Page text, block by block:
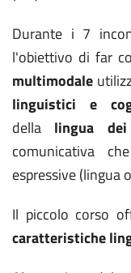
Durante i 7
l'obiettivo di far
multimodale
linguistici e
della lingua
comunicativa
espressive (lingua
Il piccolo corso
caratteristiche